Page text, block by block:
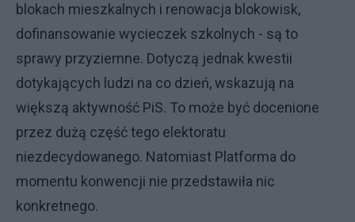
blokach mieszkalnych i renowacja blokowisk,
dofinansowanie wycieczek szkolnych - są to
sprawy przyziemne. Dotyczą jednak kwestii
dotykających ludzi na co dzień, wskazują na
większą aktywność PiS. To może być docenione
przez dużą część tego elektoratu
niezdecydowanego. Natomiast Platforma do
momentu konwencji nie przedstawiła nic
konkretnego.